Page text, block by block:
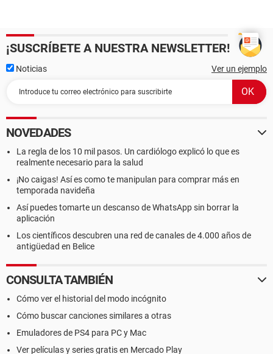
¡SUSCRÍBETE A NUESTRA NEWSLETTER!
Noticias Ver un ejemplo
NOVEDADES
La regla de los 10 mil pasos. Un cardiólogo explicó lo que es
realmente necesario para la salud
¡No caigas! Así es como te manipulan para comprar más en
temporada navideña
Así puedes tomarte un descanso de WhatsApp sin borrar la
aplicación
Los científicos descubren una red de canales de 4.000 años de
antigüedad en Belice
CONSULTA TAMBIÉN
Cómo ver el historial del modo incógnito
Cómo buscar canciones similares a otras
Emuladores de PS4 para PC y Mac
Ver películas y series gratis en Mercado Play